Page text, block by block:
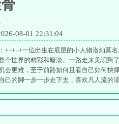
08-01 22:31:04
+++++一位出生在底层的小人物洛灿莫
个世界的精彩和暗淡。一路走来见识到
会更难，至于前路如何且看自己如何
己的脚一步一步走下去，喜欢凡人流